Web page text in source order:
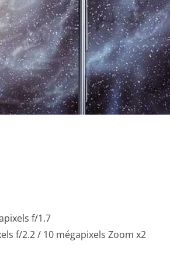
f/1.7
f/2.2 / 10 mégapixels Zoom x2